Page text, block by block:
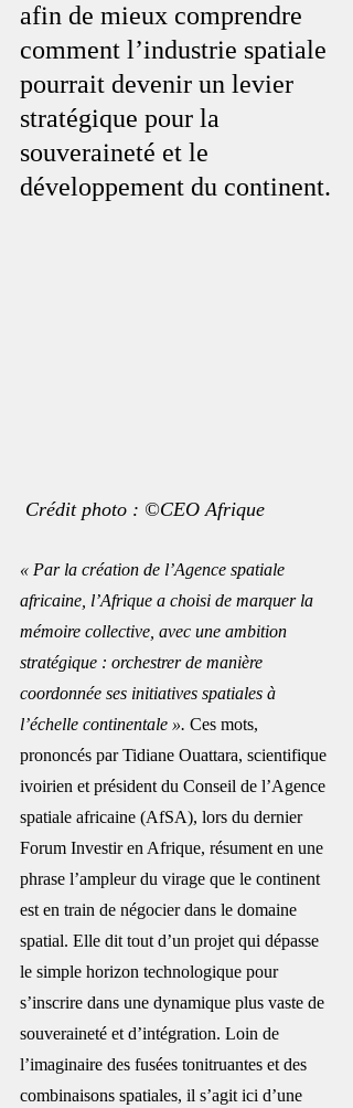
afin de mieux comprendre
comment l’industrie spatiale
pourrait devenir un levier
stratégique pour la
souveraineté et le
développement du continent.
Crédit photo : ©CEO Afrique
« Par la création de l’Agence spatiale
africaine, l’Afrique a choisi de marquer la
mémoire collective, avec une ambition
stratégique : orchestrer de manière
coordonnée ses initiatives spatiales à
l’échelle continentale ». Ces mots,
prononcés par Tidiane Ouattara, scientifique
ivoirien et président du Conseil de l’Agence
spatiale africaine (AfSA), lors du dernier
Forum Investir en Afrique, résument en une
phrase l’ampleur du virage que le continent
est en train de négocier dans le domaine
spatial. Elle dit tout d’un projet qui dépasse
le simple horizon technologique pour
s’inscrire dans une dynamique plus vaste de
souveraineté et d’intégration. Loin de
l’imaginaire des fusées tonitruantes et des
combinaisons spatiales, il s’agit ici d’une